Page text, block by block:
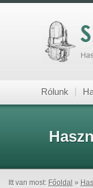
Rólunk
Itt van most: Főoldal »